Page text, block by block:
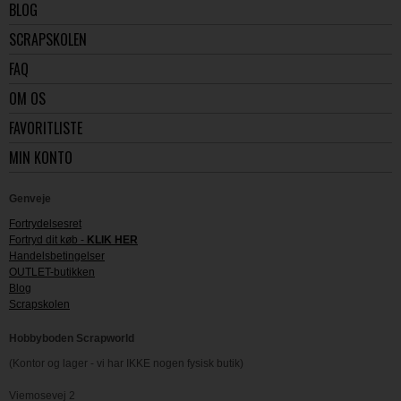
BLOG
SCRAPSKOLEN
FAQ
OM OS
FAVORITLISTE
MIN KONTO
Genveje
Fortrydelsesret
Fortryd dit køb - KLIK HER
Handelsbetingelser
OUTLET-butikken
Blog
Scrapskolen
Hobbyboden Scrapworld
(Kontor og lager - vi har IKKE nogen fysisk butik)
Viemosevej 2